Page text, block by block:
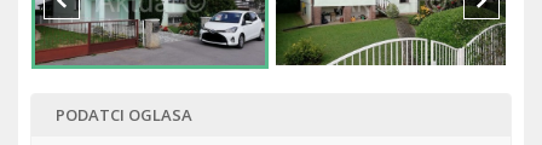
PODATCI OGLASA